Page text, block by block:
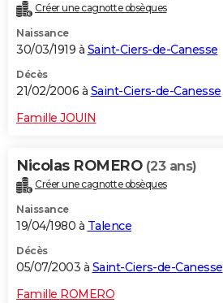
Créer une cagnotte obsèques
Naissance
30/03/1919 à Saint-Ciers-de-Canesse
Décès
21/02/2006 à Saint-Ciers-de-Canesse
Famille JOUIN
Nicolas ROMERO (23 ans)
Créer une cagnotte obsèques
Naissance
19/04/1980 à Talence
Décès
05/07/2003 à Saint-Ciers-de-Canesse
Famille ROMERO